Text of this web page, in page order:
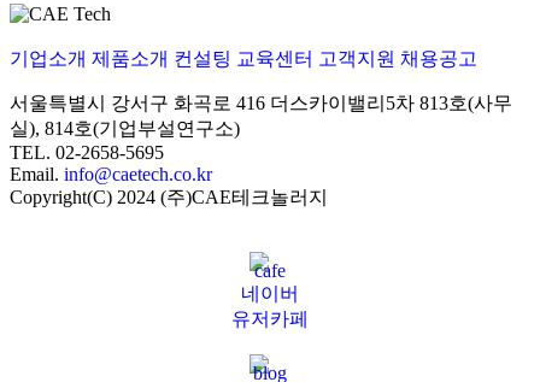
기업소개 제품소개 컨설팅 교육센터 고객지원 채용공고
서울특별시 강서구 화곡로 416 더스카이밸리5차 813호(사무
실), 814호(기업부설연구소)
TEL. 02-2658-5695
Email. info@caetech.co.kr
Copyright(C) 2024 (주)CAE테크놀러지
네이버
유저카페